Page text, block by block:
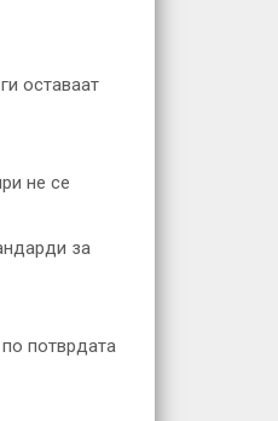
оставаат
не се
за
потврдата